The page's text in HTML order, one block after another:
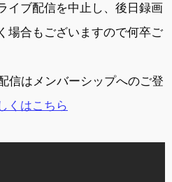
イブ配信を中止し、後日録画
場合もございますので何卒ご
信はメンバーシップへのご登
くはこちら